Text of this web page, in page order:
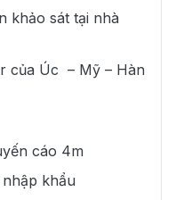
khảo sát tại nhà
của Úc – Mỹ – Hàn
cáo 4m
khẩu